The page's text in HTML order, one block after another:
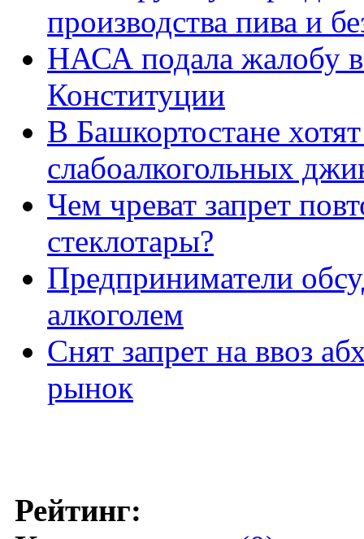
производства пива и
НАСА подала жалобу
Конституции
В Башкортостане
слабоалкогольных
Чем чреват запрет
стеклотары?
Предприниматели
алкоголем
Снят запрет на ввоз
рынок
Рейтинг: